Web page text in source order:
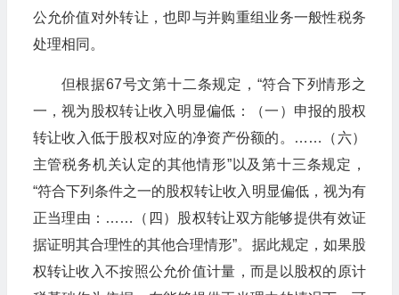
公允价值对外转让，也即与并购重组业务一般性税务
处理相同。
但根据67号文第十二条规定，“符合下列情形之
一，视为股权转让收入明显偏低：（一）申报的股权
转让收入低于股权对应的净资产份额的。……（六）
主管税务机关认定的其他情形”以及第十三条规定，
“符合下列条件之一的股权转让收入明显偏低，视为有
正当理由：……（四）股权转让双方能够提供有效证
据证明其合理性的其他合理情形”。据此规定，如果股
权转让收入不按照公允价值计量，而是以股权的原计